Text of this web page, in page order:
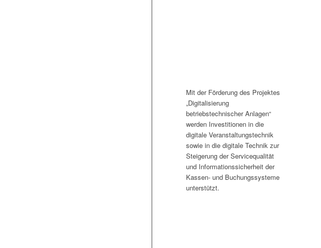
Mit der Förderung des Projektes
„Digitalisierung
betriebstechnischer Anlagen“
werden Investitionen in die
digitale Veranstaltungstechnik
sowie in die digitale Technik zur
Steigerung der Servicequalität
und Informationssicherheit der
Kassen- und Buchungssysteme
unterstützt.